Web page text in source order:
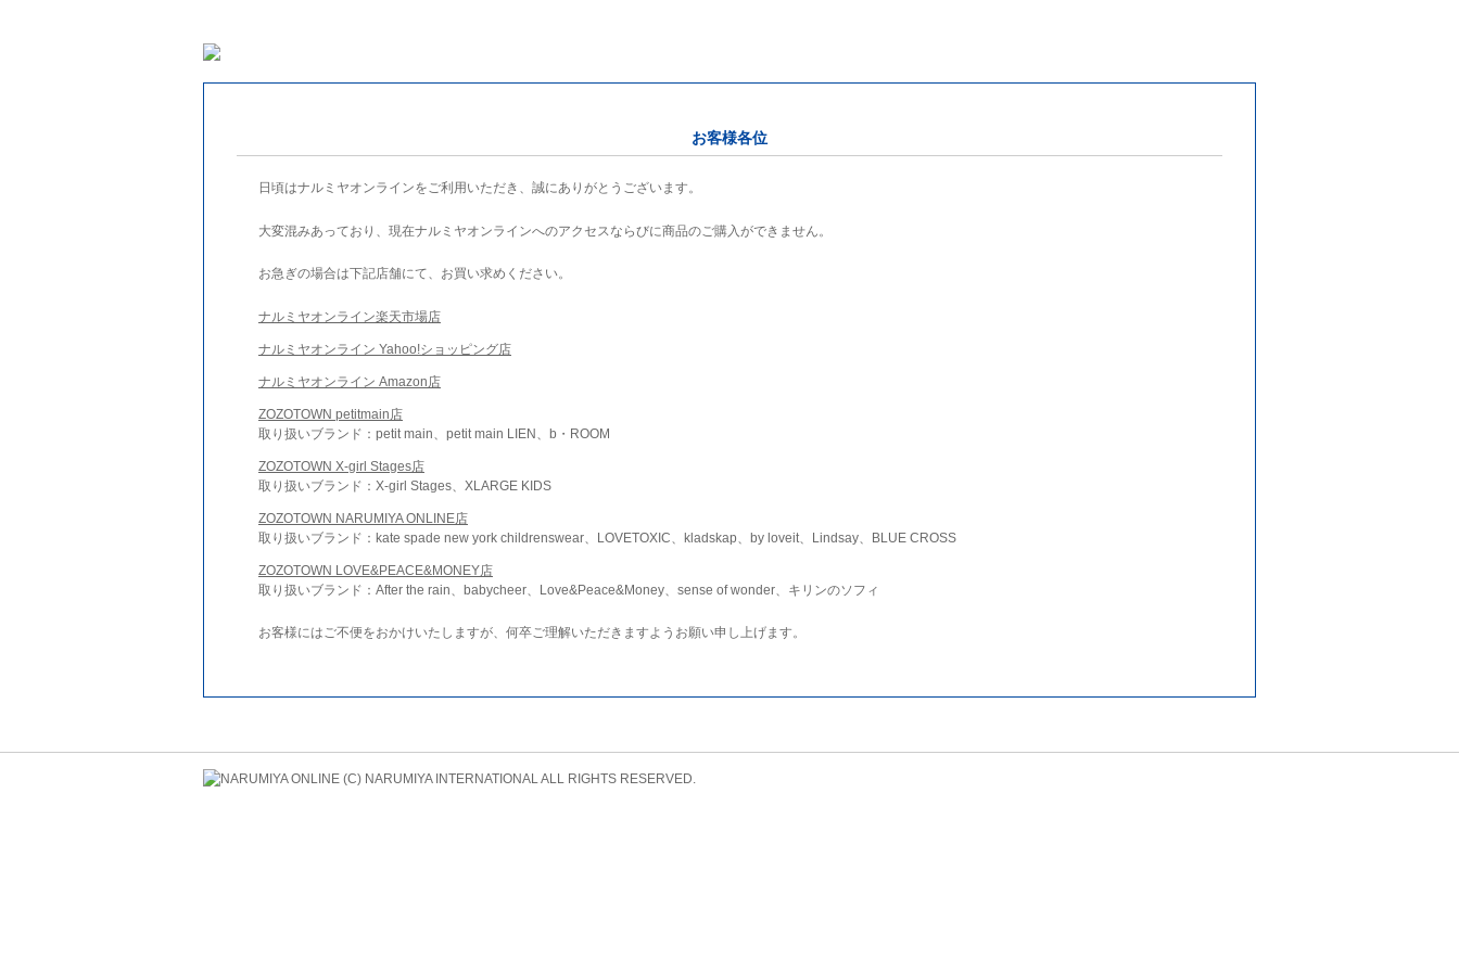
お客様各位
日頃はナルミヤオンラインをご利用いただき、誠にありがとうございます。
大変混みあっており、現在ナルミヤオンラインへのアクセスならびに商品のご購入ができません。
お急ぎの場合は下記店舗にて、お買い求めください。
ナルミヤオンライン楽天市場店
ナルミヤオンライン Yahoo!ショッピング店
ナルミヤオンライン Amazon店
ZOZOTOWN petitmain店
取り扱いブランド：petit main、petit main LIEN、b・ROOM
ZOZOTOWN X-girl Stages店
取り扱いブランド：X-girl Stages、XLARGE KIDS
ZOZOTOWN NARUMIYA ONLINE店
取り扱いブランド：kate spade new york childrenswear、LOVETOXIC、kladskap、by loveit、Lindsay、BLUE CROSS
ZOZOTOWN LOVE&PEACE&MONEY店
取り扱いブランド：After the rain、babycheer、Love&Peace&Money、sense of wonder、キリンのソフィ
お客様にはご不便をおかけいたしますが、何卒ご理解いただきますようお願い申し上げます。